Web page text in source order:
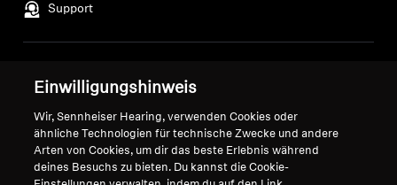
Support
Vertrag widerrufen
Globale Datenschutzrichtlinie
Allgemeine
Karriere bei Sonova
Pressekontakte
Einwilligungshinweis
Wir, Sennheiser Hearing, verwenden Cookies oder
ähnliche Technologien für technische Zwecke und andere
Arten von Cookies, um dir das beste Erlebnis während
deines Besuchs zu bieten. Du kannst die Cookie-